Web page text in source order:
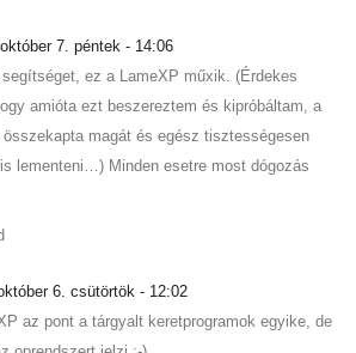
7. péntek - 14:06
ez a LameXP műxik. (Érdekes
amióta ezt beszereztem és kipróbáltam, a
magát és egész tisztességesen
lementeni…) Minden esetre most dógozás
6. csütörtök - 12:02
az pont a tárgyalt keretprogramok egyike, de